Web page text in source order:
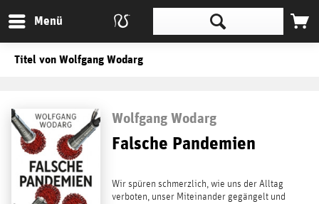
Menü
Titel von Wolfgang Wodarg
Wolfgang Wodarg
Falsche Pandemien
Wir spüren schmerzlich, wie uns der Alltag
verboten, unser Miteinander gegängelt und